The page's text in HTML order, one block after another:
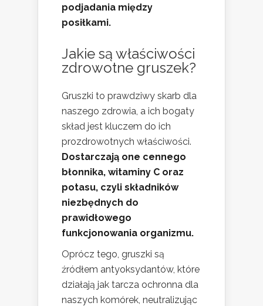
podjadania między
posiłkami.
Jakie są właściwości
zdrowotne gruszek?
Gruszki to prawdziwy skarb dla
naszego zdrowia, a ich bogaty
skład jest kluczem do ich
prozdrowotnych właściwości.
Dostarczają one cennego
błonnika, witaminy C oraz
potasu, czyli składników
niezbędnych do
prawidłowego
funkcjonowania organizmu.
Oprócz tego, gruszki są
źródłem antyoksydantów, które
działają jak tarcza ochronna dla
naszych komórek, neutralizując